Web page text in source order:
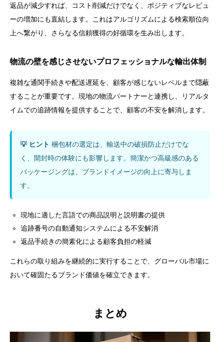
返品が減少すれば、コスト削減だけでなく、ポジティブなレビュ
ーの増加にも直結します。これはアルゴリズムによる検索順位向
上へ繋がり、さらなる信頼獲得の好循環を生み出します。
物流の壁を感じさせないプロフェッショナルな輸出体制
複雑な通関手続きや配送遅延を、顧客が感じないレベルまで隠蔽
することが重要です。現地の物流パートナーと連携し、リアルタ
イムでの追跡情報を提供することで、顧客の不安を解消します。
💡 ヒント 梱包材の選定は、輸送中の破損防止だけでな
く、開封時の体験にも影響します。簡潔かつ高級感のある
パッケージングは、ブランドイメージの向上に寄与しま
す。
現地に適した言語での商品説明と説明書の提供
追跡番号の自動通知システムによる不安解消
返品手続きの簡素化による顧客負担の軽減
これらの取り組みを継続的に実行することで、グローバル市場に
おいて確固たるブランド価値を確立できます。
まとめ